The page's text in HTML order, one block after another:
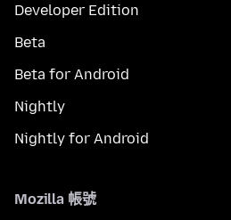
Developer Edition
Beta
Beta for Android
Nightly
Nightly for Android
Mozilla 帳號